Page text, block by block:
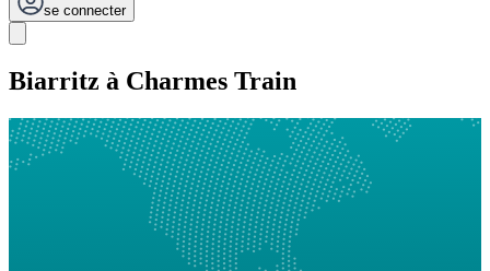
se connecter
Biarritz à Charmes Train